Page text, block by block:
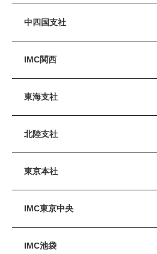
中四国支社
IMC関西
東海支社
北陸支社
東京本社
IMC東京中央
IMC池袋